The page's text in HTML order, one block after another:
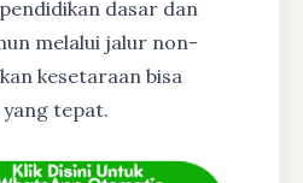
dasar dan
melalui jalur non-
kesetaraan bisa
tepat.